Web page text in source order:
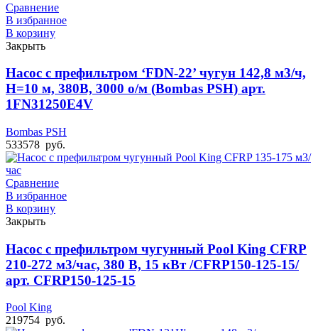
Сравнение
В избранное
В корзину
Закрыть
Насос с префильтром ‘FDN-22’ чугун 142,8 м3/ч,
Н=10 м, 380В, 3000 о/м (Bombas PSH) арт.
1FN31250E4V
Bombas PSH
533578 руб.
Сравнение
В избранное
В корзину
Закрыть
Насос с префильтром чугунный Pool King CFRP
210-272 м3/час, 380 В, 15 кВт /CFRP150-125-15/
арт. CFRP150-125-15
Pool King
219754 руб.